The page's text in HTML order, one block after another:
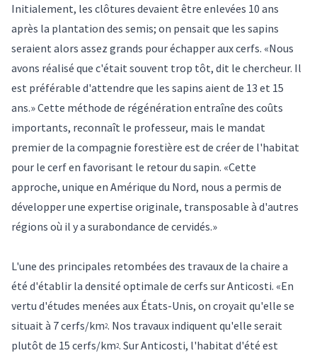
Initialement, les clôtures devaient être enlevées 10 ans
après la plantation des semis; on pensait que les sapins
seraient alors assez grands pour échapper aux cerfs. «Nous
avons réalisé que c'était souvent trop tôt, dit le chercheur. Il
est préférable d'attendre que les sapins aient de 13 et 15
ans.» Cette méthode de régénération entraîne des coûts
importants, reconnaît le professeur, mais le mandat
premier de la compagnie forestière est de créer de l'habitat
pour le cerf en favorisant le retour du sapin. «Cette
approche, unique en Amérique du Nord, nous a permis de
développer une expertise originale, transposable à d'autres
régions où il y a surabondance de cervidés.»
L'une des principales retombées des travaux de la chaire a
été d'établir la densité optimale de cerfs sur Anticosti. «En
vertu d'études menées aux États-Unis, on croyait qu'elle se
situait à 7 cerfs/km2. Nos travaux indiquent qu'elle serait
plutôt de 15 cerfs/km2. Sur Anticosti, l'habitat d'été est